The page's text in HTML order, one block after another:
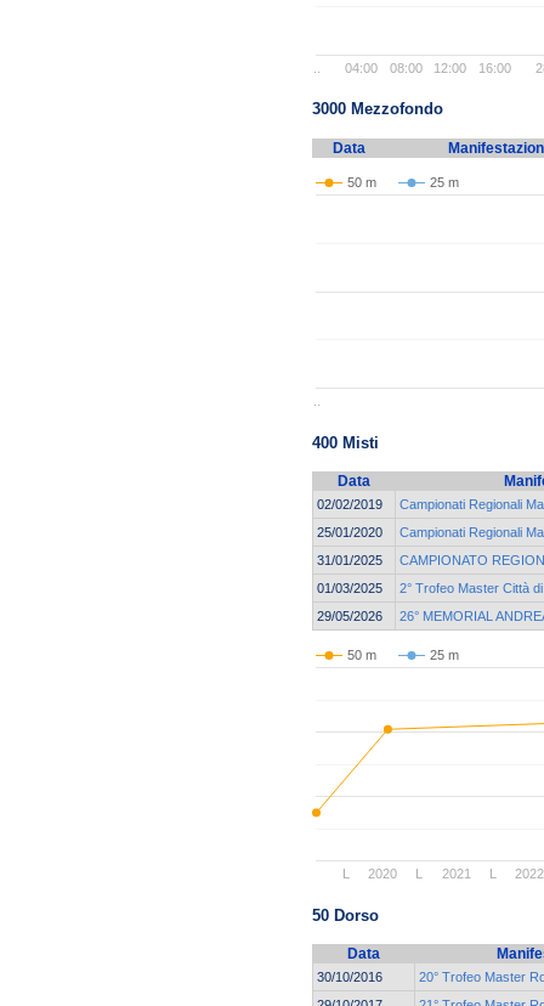
04:00 08:00 12:00 16:00
3000 Mezzofondo
Data
50 m 25 m
400 Misti
Data
02/02/2019
Campionati Regionali
25/01/2020
Campionati Regionali
31/01/2025
CAMPIONATO
01/03/2025
2° Trofeo Master Città
29/05/2026
26° MEMORIAL
50 m 25 m
2020 2021 2022
L L L
50 Dorso
Data
30/10/2016
20° Trofeo Master